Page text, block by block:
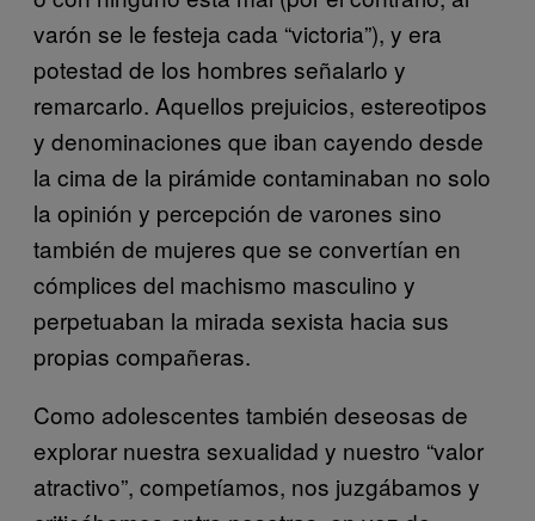
varón se le festeja cada “victoria”), y era
potestad de los hombres señalarlo y
remarcarlo. Aquellos prejuicios, estereotipos
y denominaciones que iban cayendo desde
la cima de la pirámide contaminaban no solo
la opinión y percepción de varones sino
también de mujeres que se convertían en
cómplices del machismo masculino y
perpetuaban la mirada sexista hacia sus
propias compañeras.
Como adolescentes también deseosas de
explorar nuestra sexualidad y nuestro “valor
atractivo”, competíamos, nos juzgábamos y